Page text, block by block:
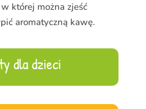
której można zjeść
aromatyczną kawę.
dla dzieci